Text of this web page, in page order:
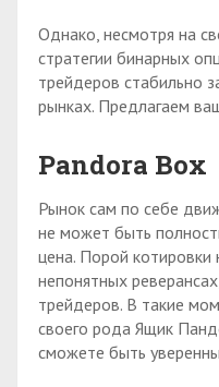
Однако, несмотря на
стратегии бинарных
трейдеров стабильно
рынках. Предлагаем
Pandora Box
Рынок сам по себе
не может быть
цена. Порой котировки
непонятных
трейдеров. В такие
своего рода Ящик
сможете быть